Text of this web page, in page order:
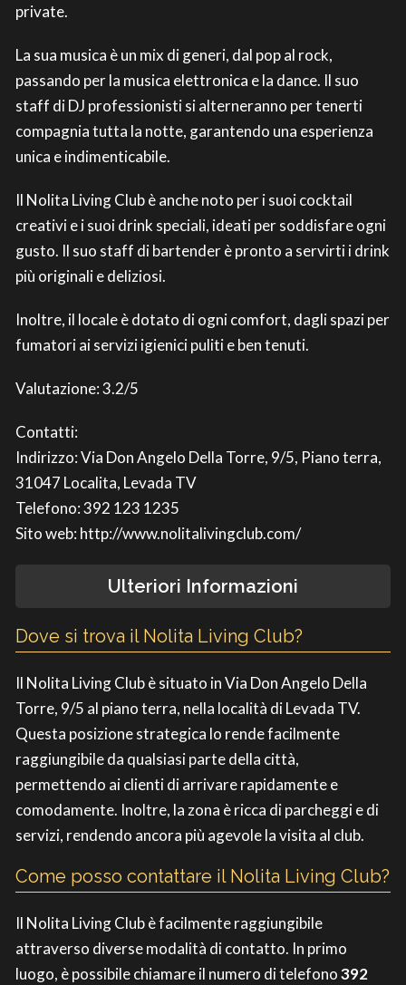
private.
La sua musica è un mix di generi, dal pop al rock,
passando per la musica elettronica e la dance. Il suo
staff di DJ professionisti si alterneranno per tenerti
compagnia tutta la notte, garantendo una esperienza
unica e indimenticabile.
Il Nolita Living Club è anche noto per i suoi cocktail
creativi e i suoi drink speciali, ideati per soddisfare ogni
gusto. Il suo staff di bartender è pronto a servirti i drink
più originali e deliziosi.
Inoltre, il locale è dotato di ogni comfort, dagli spazi per
fumatori ai servizi igienici puliti e ben tenuti.
Valutazione: 3.2/5
Contatti:
Indirizzo: Via Don Angelo Della Torre, 9/5, Piano terra,
31047 Localita, Levada TV
Telefono: 392 123 1235
Sito web: http://www.nolitalivingclub.com/
Ulteriori Informazioni
Dove si trova il Nolita Living Club?
Il Nolita Living Club è situato in Via Don Angelo Della
Torre, 9/5 al piano terra, nella località di Levada TV.
Questa posizione strategica lo rende facilmente
raggiungibile da qualsiasi parte della città,
permettendo ai clienti di arrivare rapidamente e
comodamente. Inoltre, la zona è ricca di parcheggi e di
servizi, rendendo ancora più agevole la visita al club.
Come posso contattare il Nolita Living Club?
Il Nolita Living Club è facilmente raggiungibile
attraverso diverse modalità di contatto. In primo
luogo, è possibile chiamare il numero di telefono392